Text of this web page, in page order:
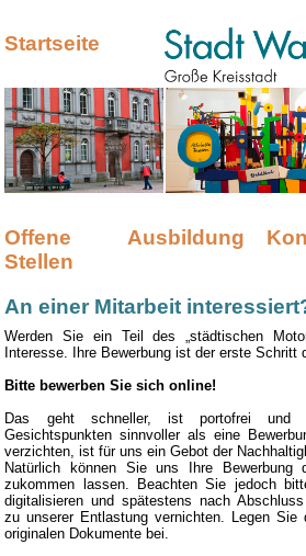
Startseite
Offene
Stellen
Ausbildung
An einer Mitarbeit
Werden Sie ein Teil des „städtischen
Interesse. Ihre Bewerbung ist der erste Schritt
Bitte bewerben Sie sich online!
Das geht schneller, ist portofrei und
Gesichtspunkten sinnvoller als eine
verzichten, ist für uns ein Gebot der
Natürlich können Sie uns Ihre Bewerbung
zukommen lassen. Beachten Sie jedoch
digitalisieren und spätestens nach
zu unserer Entlastung vernichten. Legen Sie
originalen Dokumente bei.